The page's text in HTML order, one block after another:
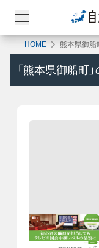
HOME 熊本県御船
「 熊本県御船町